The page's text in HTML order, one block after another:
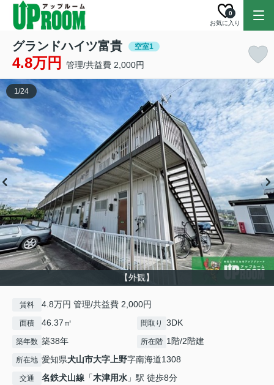
お気に入り
0
グランドハイツ富貴 空室1
4.8万円 管理/共益費 2,000円
【外観】
1/24
賃料 4.8万円 管理/共益費 2,000円
面積 46.37㎡ 間取り 3DK
築年数 築38年 所在階 1階/2階建
所在地 愛知県犬山市大字上野字南海道1308
交通 名鉄犬山線 「木津用水 」駅 徒歩8分